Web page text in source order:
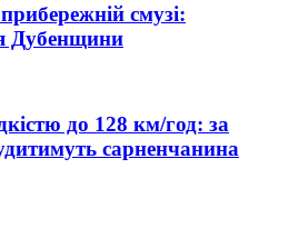
смузі:
Дубенщини
до 128 км/год: за
сарненчанина